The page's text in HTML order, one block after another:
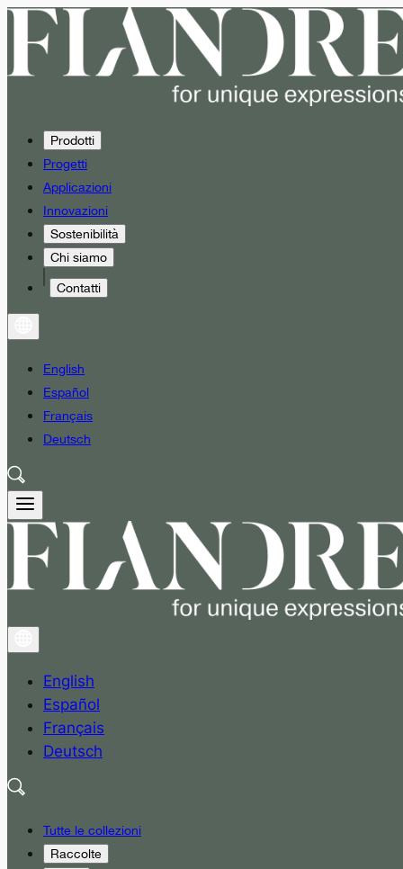
Prodotti
Progetti
Applicazioni
Innovazioni
Sostenibilità
Chi siamo
Contatti
English
Español
Français
Deutsch
English
Español
Français
Deutsch
Tutte le collezioni
Raccolte